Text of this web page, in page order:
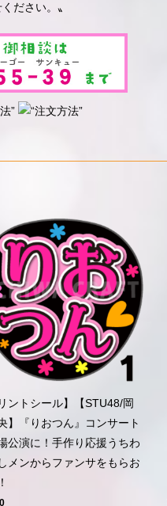
ださい。〟
ントシール】【STU48/岡
】『りおつん』コンサート
公演に！手作り応援うちわ
メンからファンサをもらお